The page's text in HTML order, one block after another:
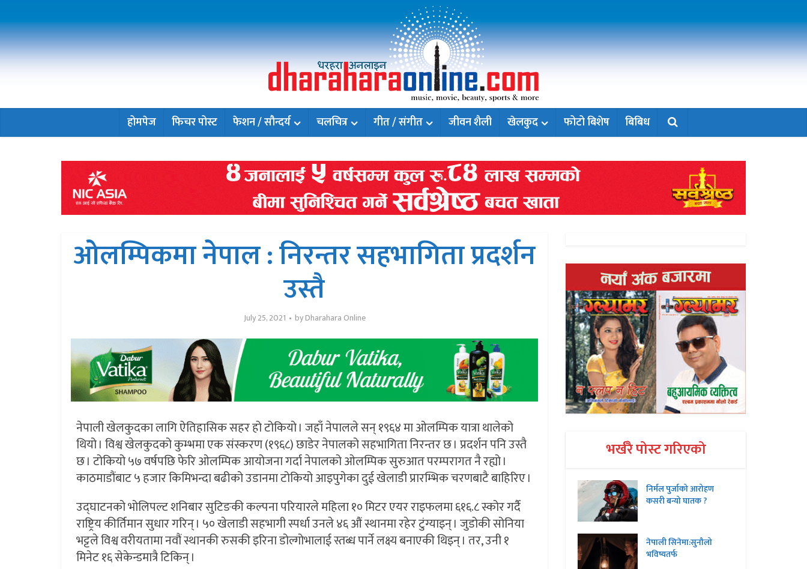
होमपेज फिचर पोस्ट फेशन / सौन्दर्य चलचित्र गीत / संगीत जीवन शैली खेलकुद फोटो बिशेष बिबिध
ओलम्पिकमा नेपाल : निरन्तर सहभागिता प्रदर्शन
उस्तै
July 25, 2021 byDharahara Online
नेपाली खेलकुदका लागि ऐतिहासिक सहर हो टोकियो । जहाँ नेपालले सन् १९६४ मा ओलम्पिक यात्रा थालेको
थियो । विश्व खेलकुदको कुम्भमा एक संस्करण (१९६८) छाडेर नेपालको सहभागिता निरन्तर छ । प्रदर्शन पनि उस्तै
छ । टोकियो ५७ वर्षपछि फेरि ओलम्पिक आयोजना गर्दा नेपालको ओलम्पिक सुरुआत परम्परागत नै रह्यो ।
काठमाडौंबाट ५ हजार किमिभन्दा बढीको उडानमा टोकियो आइपुगेका दुई खेलाडी प्रारम्भिक चरणबाटै बाहिरिए ।
उद्घाटनको भोलिपल्ट शनिबार सुटिङकी कल्पना परियारले महिला १० मिटर एयर राइफलमा ६१६.८ स्कोर गर्दै
राष्ट्रिय कीर्तिमान सुधार गरिन् । ५० खेलाडी सहभागी स्पर्धा उनले ४६ औं स्थानमा रहेर टुंग्याइन् । जुडोकी सोनिया
भट्टले विश्व वरीयतामा नवौं स्थानकी रुसकी इरिना डोल्गोभालाई स्तब्ध पार्ने लक्ष्य बनाएकी थिइन् । तर, उनी १
मिनेट १६ सेकेन्डमात्रै टिकिन् ।
भर्खरै पोस्ट गरिएको
निर्मल पुर्जाको आरोहण
कसरी बन्यो घातक ?
नेपाली सिनेमा:सुनौलो
भविष्यतर्फ